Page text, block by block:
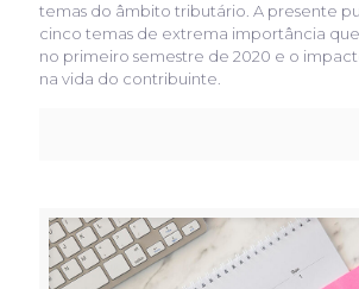
temas do âmbito tributário. A presente
cinco temas de extrema importância
no primeiro semestre de 2020 e o
na vida do contribuinte.